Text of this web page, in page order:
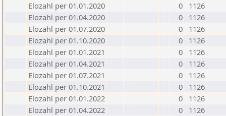
Elozahl per 01.01.2020
0
1126
Elozahl per 01.04.2020
0
1126
Elozahl per 01.07.2020
0
1126
Elozahl per 01.10.2020
0
1126
Elozahl per 01.01.2021
0
1126
Elozahl per 01.04.2021
0
1126
Elozahl per 01.07.2021
0
1126
Elozahl per 01.10.2021
0
1126
Elozahl per 01.01.2022
0
1126
Elozahl per 01.04.2022
0
1126